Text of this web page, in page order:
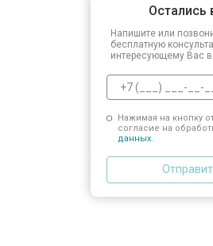
Остались
Напишите или
бесплатную
интересующему Вас
Нажимая на кнопку
согласие на
данных.